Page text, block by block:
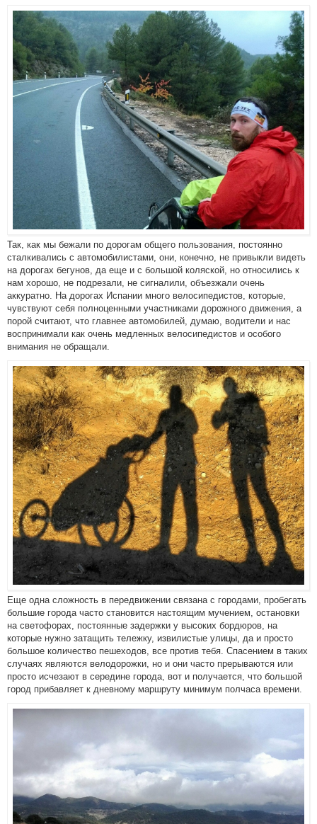
Так, как мы бежали по дорогам общего пользования, постоянно
сталкивались с автомобилистами, они, конечно, не привыкли видеть
на дорогах бегунов, да еще и с большой коляской, но относились к
нам хорошо, не подрезали, не сигналили, объезжали очень
аккуратно. На дорогах Испании много велосипедистов, которые,
чувствуют себя полноценными участниками дорожного движения, а
порой считают, что главнее автомобилей, думаю, водители и нас
воспринимали как очень медленных велосипедистов и особого
внимания не обращали.
Еще одна сложность в передвижении связана с городами, пробегать
большие города часто становится настоящим мучением, остановки
на светофорах, постоянные задержки у высоких бордюров, на
которые нужно затащить тележку, извилистые улицы, да и просто
большое количество пешеходов, все против тебя. Спасением в таких
случаях являются велодорожки, но и они часто прерываются или
просто исчезают в середине города, вот и получается, что большой
город прибавляет к дневному маршруту минимум полчаса времени.